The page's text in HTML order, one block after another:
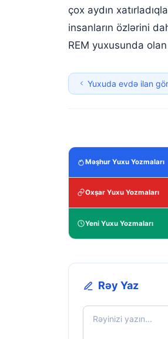
çox aydın
insanların özlərini
REM yuxusunda
Yuxuda evdə ilan
Məşhur Yuxu Yozmaları
Yuxuda oğlan uşağı görmək ◆
Oxşar Yuxu Yozmaları
vəsiqəsi seriya nömrəsi ◆ 5-ci Qrup
Yeni Yuxu Yozmaları
Yeni il şeiri uşaqlar üçün ◆
Rəy Yaz